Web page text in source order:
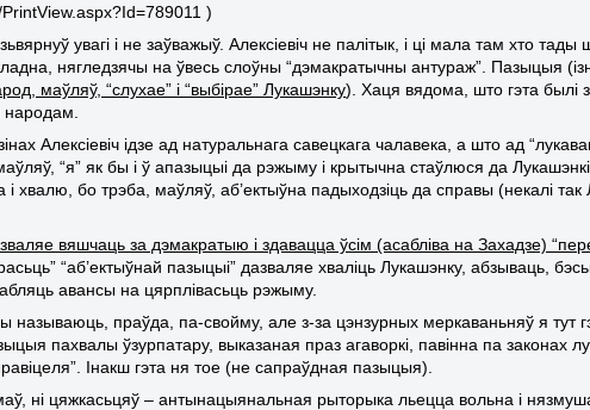
)
увагі і не заўважыў. Алексіевіч не палітык, і ці мала там хто
нягледзячы на ўвесь слоўны “дэмакратычны антураж”. Пазыцыя
маўляў, “слухае” і “выбірае” Лукашэнку). Хаця вядома, што гэта былі
народам.
Алексіевіч ідзе ад натуральнага савецкага чалавека, а што ад
“я” як бы і ў апазыцыі да рэжыму і крытычна стаўлюся да
хвалю, бо трэба, маўляў, аб’ектыўна падыходзіць да справы (некалі так
вяшчаць за дэмакратыю і здавацца ўсім (асабліва на Захадзе)
“аб’ектыўнай пазыцыі” дазваляе хваліць Лукашэнку, абзываць,
авансы на цярплівасьць рэжыму.
называюць, праўда, па-свойму, але з-за цэнзурных меркаваньняў я тут
пахвалы ўзурпатару, выказаная праз агаворкі, павінна па законах
Інакш гэта ня тое (не сапраўдная пазыцыя).
ні цяжкасьцяў – антынацыянальная рыторыка льецца вольна і